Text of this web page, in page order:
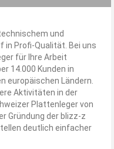
und
Profi-Qualität. Bei uns
für Ihre Arbeit
14.000 Kunden in
europäischen Ländern.
Aktivitäten in der
Plattenleger von
Gründung der blizz-z
deutlich einfacher